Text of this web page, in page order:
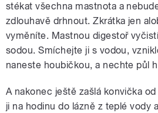
stékat všechna mastnota a
zdlouhavě drhnout. Zkrátka jen
vyměníte. Mastnou digestoř
sodou. Smíchejte ji s vodou,
naneste houbičkou, a nechte půl
A nakonec ještě zašlá konvička
ji na hodinu do lázně z teplé vody